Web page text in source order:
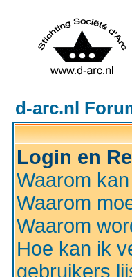
d-arc.nl
Login en
Waarom
Waarom
Waarom
Hoe kan ik
gebruikers